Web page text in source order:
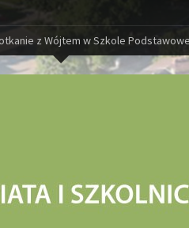
z Wójtem w Szkole